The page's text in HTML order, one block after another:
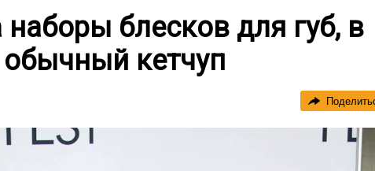
блесков для губ, в
кетчуп